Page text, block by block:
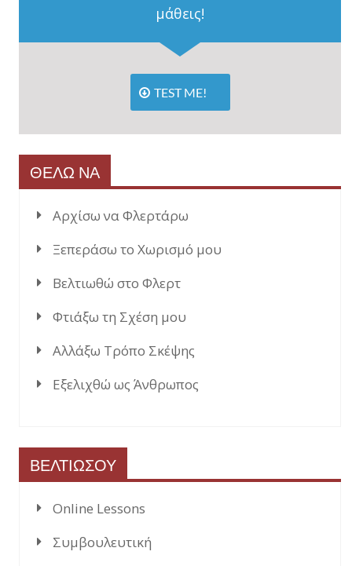
μάθεις!
TEST ME!
ΘΕΛΩ ΝΑ
Αρχίσω να Φλερτάρω
Ξεπεράσω το Χωρισμό μου
Βελτιωθώ στο Φλερτ
Φτιάξω τη Σχέση μου
Αλλάξω Τρόπο Σκέψης
Εξελιχθώ ως Άνθρωπος
ΒΕΛΤΙΩΣΟΥ
Online Lessons
Συμβουλευτική